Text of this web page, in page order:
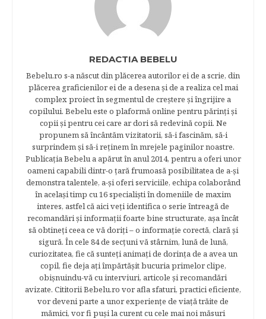
REDACTIA BEBELU
Bebelu.ro s-a născut din plăcerea autorilor ei de a scrie, din
plăcerea graficienilor ei de a desena şi de a realiza cel mai
complex proiect în segmentul de creştere şi îngrijire a
copilului. Bebelu este o plaformă online pentru părinţi şi
copii şi pentru cei care ar dori să redevină copii. Ne
propunem să încântăm vizitatorii, să-i fascinăm, să-i
surprindem şi să-i reţinem în mrejele paginilor noastre.​
Publicația Bebelu a apărut în anul 2014, pentru a oferi unor
oameni capabili dintr-o ţară frumoasă posibilitatea de a-şi
demonstra talentele, a-şi oferi serviciile, echipa colaborând
în acelaşi timp cu 16 specialişti în domeniile de maxim
interes, astfel că aici veţi identifica o serie întreagă de
recomandări şi informaţii foarte bine structurate, aşa încât
să obtineţi ceea ce vă doriţi – o informaţie corectă, clară şi
sigură. În cele 84 de secțuni vă stârnim, lună de lună,
curiozitatea, fie că sunteţi animaţi de dorinţa de a avea un
copil, fie deja aţi împărtăşit bucuria primelor clipe,
obişnuindu-vă cu interviuri, articole şi recomandări
avizate. Cititorii Bebelu.ro vor afla sfaturi, practici eficiente,
vor deveni parte a unor experienţe de viaţă trăite de
mămici, vor fi puşi la curent cu cele mai noi măsuri